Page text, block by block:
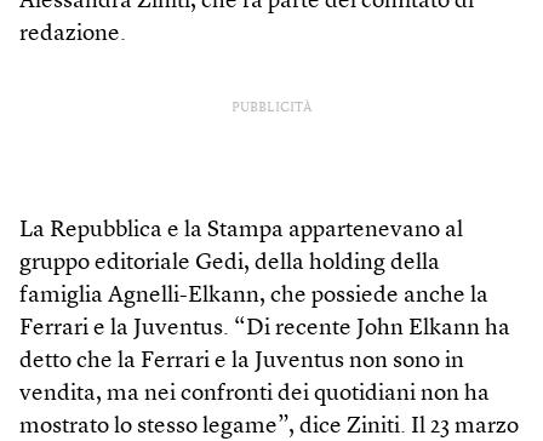
redazione.
PUBBLICITÀ
La Repubblica e la Stampa appartenevano al
gruppo editoriale Gedi, della holding della
famiglia Agnelli-Elkann, che possiede anche la
Ferrari e la Juventus. “Di recente John Elkann ha
detto che la Ferrari e la Juventus non sono in
vendita, ma nei confronti dei quotidiani non ha
mostrato lo stesso legame”, dice Ziniti. Il 23 marzo